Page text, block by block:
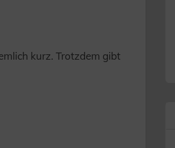
kurz. Trotzdem gibt